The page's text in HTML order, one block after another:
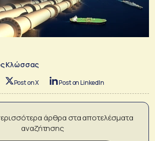
Κλώσσας
Post on X Post on LinkedIn
άρθρα στα αποτελέσματα
αναζήτησης